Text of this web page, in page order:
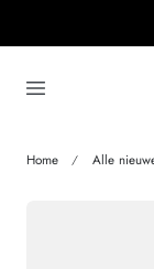
Home Alle